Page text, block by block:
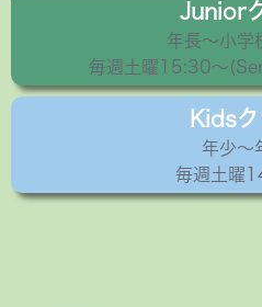
Junior
年長〜小学
毎週土曜15:30～
Kidsク
年少〜
毎週土曜